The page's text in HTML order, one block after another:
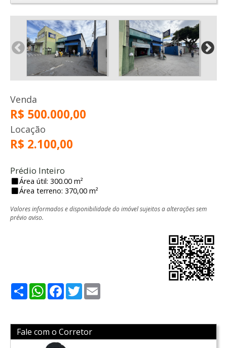
Venda
R$ 500.000,00
Locação
R$ 2.100,00
Prédio Inteiro
Área útil: 300.00 m²
Área terreno: 370,00 m²
Valores informados e disponibilidade do imóvel sujeitos a alterações sem
prévio aviso.
ShareWhatsApp
Facebook
Twitter
Fale com o Corretor